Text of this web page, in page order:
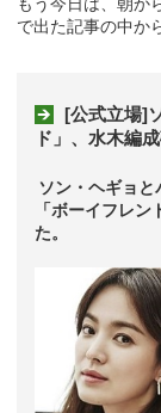
で出た記事の中か
[公式立場]
ド」、水木編
ソン・ヘギョ
「ボーイフレ
た。